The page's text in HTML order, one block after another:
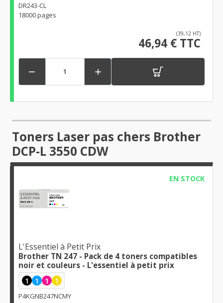
DR243-CL
18000 pages
(39,12 HT)
46,94 € TTC
 
Toners Laser pas chers Brother
DCP-L 3550 CDW
EN STOCK
L'Essentiel à Petit Prix
Brother TN 247 - Pack de 4 toners compatibles
noir et couleurs - L'essentiel à petit prix
1 1 1 1
P4KGNB247NCMY